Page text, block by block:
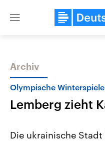
Close
Themen
Archiv
Olympische
Lemberg zieht
Die ukrainische